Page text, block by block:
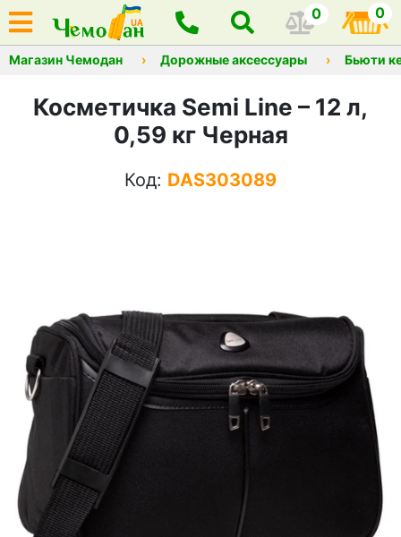
0 0
Магазин Чемодан Дорожные аксессуары Бьюти
Косметичка Semi Line – 12 л,
0,59 кг Черная
Код: DAS303089